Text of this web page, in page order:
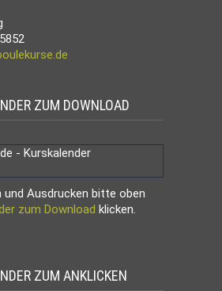
ZUM DOWNLOAD
und Ausdrucken bitte oben
zum Download klicken.
ZUM ANKLICKEN